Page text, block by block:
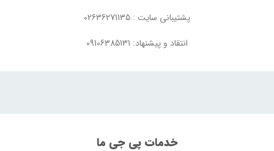
پشتیبانی سایت : 02636271135
انتقاد و پیشنهاد: 09106385131
خدمات پی جی ما